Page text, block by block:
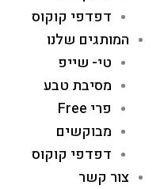
דפדפי קוקוס
המותגים שלנו
טי- שייפ
מסיבת טבע
פרי Free
מבוקשים
דפדפי קוקוס
צור קשר